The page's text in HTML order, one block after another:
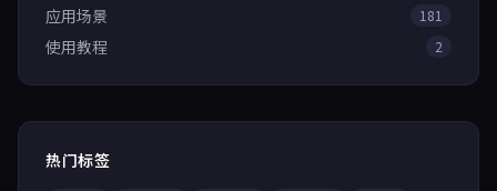
应用场景 181
使用教程 2
热门标签